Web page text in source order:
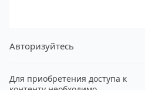
Авторизуйтесь
Для приобретения доступа к